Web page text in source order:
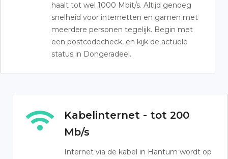
haalt tot wel 1000 Mbit/s. Altijd genoeg
snelheid voor internetten en gamen met
meerdere personen tegelijk. Begin met
een postcodecheck, en kijk de actuele
status in Dongeradeel.
Kabelinternet - tot 200
Mb/s
Internet via de kabel in Hantum wordt op